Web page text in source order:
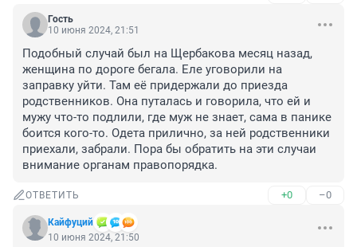
Гость
10 июня 2024, 21:51
Подобный случай был на Щербакова месяц назад,
женщина по дороге бегала. Еле уговорили на
заправку уйти. Там её придержали до приезда
родственников. Она путалась и говорила, что ей и
мужу что-то подлили, где муж не знает, сама в панике
боится кого-то. Одета прилично, за ней родственники
приехали, забрали. Пора бы обратить на эти случаи
внимание органам правопорядка.
ОТВЕТИТЬ +0 –0
Кайфуций
10 июня 2024, 21:50